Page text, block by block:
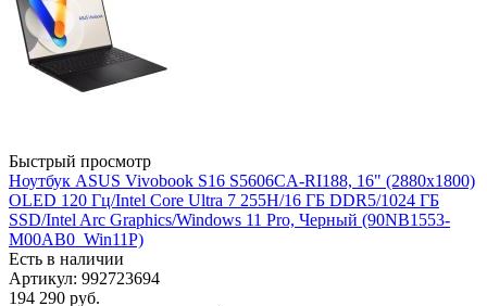
Быстрый просмотр
Ноутбук ASUS Vivobook S16 S5606CA-RI188, 16" (2880x1800)
OLED 120 Гц/Intel Core Ultra 7 255H/16 ГБ DDR5/1024 ГБ
SSD/Intel Arc Graphics/Windows 11 Pro, Черный (90NB1553-
M00AB0_Win11P)
Есть в наличии
Артикул: 992723694
194 290 руб.